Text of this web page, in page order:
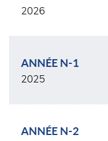
2026
ANNÉE N-1
2025
ANNÉE N-2